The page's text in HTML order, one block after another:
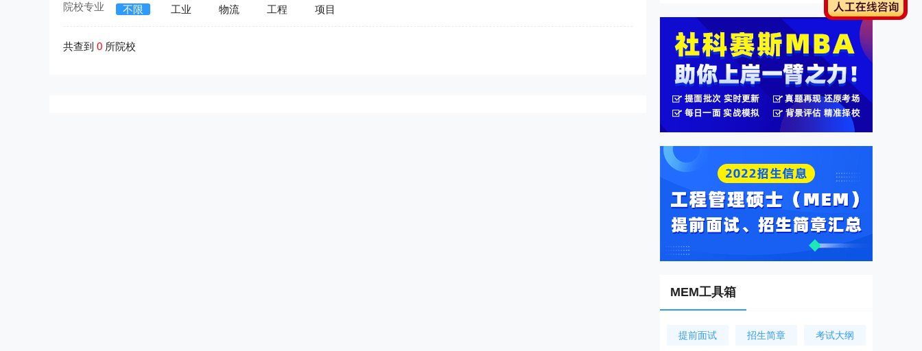
院校专业 不限 工业 物流 工程 项目
共查到 0 所院校
MEM工具箱
提前面试 招生简章 考试大纲